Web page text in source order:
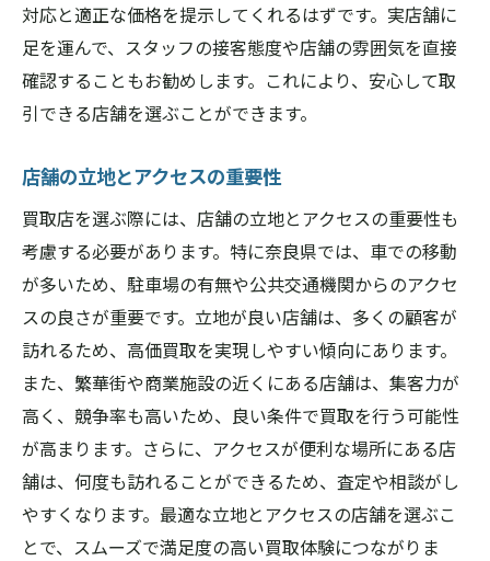
レビュー内容の信憑性を判断する
高評価の買取店の共通点とは
口コミから見える店舗の強み
評価が高い店舗の事例紹介
奈良県で高額買取を狙うための重要ポイント
買取時期のタイミングを見極める
アイテムの状態を最適に保つコツ
事前査定を活用する方法
交渉テクニックを身につけよう
専門店を利用するメリット
地域特有の市場動向を理解する買取店舗の選び
方
奈良県の市場動向を把握する
地域に密着した店舗の強み
対応と適正な価格を提示してくれるはずです。実店舗に
足を運んで、スタッフの接客態度や店舗の雰囲気を直接
確認することもお勧めします。これにより、安心して取
引できる店舗を選ぶことができます。
店舗の立地とアクセスの重要性
買取店を選ぶ際には、店舗の立地とアクセスの重要性も
考慮する必要があります。特に奈良県では、車での移動
が多いため、駐車場の有無や公共交通機関からのアクセ
スの良さが重要です。立地が良い店舗は、多くの顧客が
訪れるため、高価買取を実現しやすい傾向にあります。
また、繁華街や商業施設の近くにある店舗は、集客力が
高く、競争率も高いため、良い条件で買取を行う可能性
が高まります。さらに、アクセスが便利な場所にある店
舗は、何度も訪れることができるため、査定や相談がし
やすくなります。最適な立地とアクセスの店舗を選ぶこ
とで、スムーズで満足度の高い買取体験につながりま